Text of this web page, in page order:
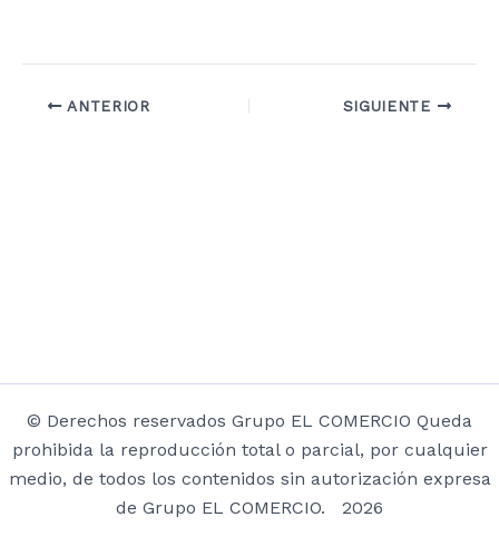
ANTERIOR SIGUIENTE
© Derechos reservados Grupo EL COMERCIO Queda
prohibida la reproducción total o parcial, por cualquier
medio, de todos los contenidos sin autorización expresa
de Grupo EL COMERCIO. 2026